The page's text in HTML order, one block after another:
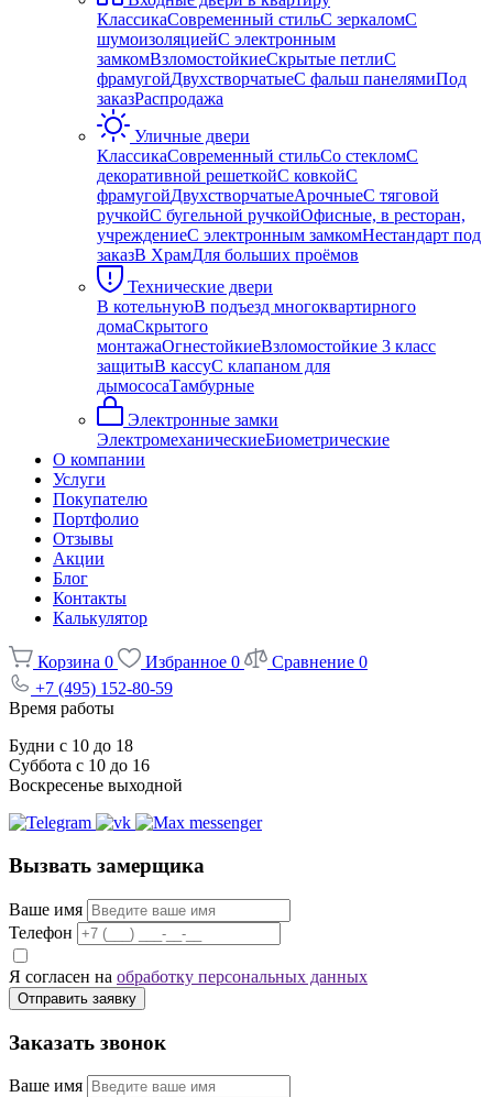
КлассикаСовременный стильС зеркаломС
шумоизоляциейС электронным
замкомВзломостойкиеСкрытые петлиС
фрамугойДвухстворчатыеС фальш панелямиПод
заказРаспродажа
Уличные двери
КлассикаСовременный стильСо стекломС
декоративной решеткойС ковкойС
фрамугойДвухстворчатыеАрочныеС тяговой
ручкойС бугельной ручкойОфисные, в ресторан,
учреждениеС электронным замкомНестандарт под
заказВ ХрамДля больших проёмов
Технические двери
В котельнуюВ подъезд многоквартирного
домаСкрытого
монтажаОгнестойкиеВзломостойкие 3 класс
защитыВ кассуС клапаном для
дымососаТамбурные
Электронные замки
ЭлектромеханическиеБиометрические
О компании
Услуги
Покупателю
Портфолио
Отзывы
Акции
Блог
Контакты
Калькулятор
Корзина 0 Избранное 0 Сравнение 0
+7 (495) 152-80-59
Время работы
Будни с 10 до 18
Суббота с 10 до 16
Воскресенье выходной
Вызвать замерщика
Ваше имя
Телефон
Я согласен на обработку персональных данных
Отправить заявку
Заказать звонок
Ваше имя